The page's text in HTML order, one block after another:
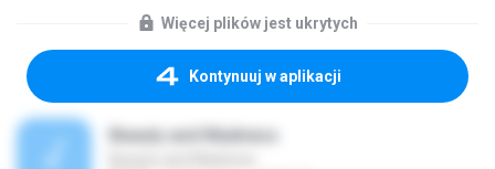
Więcej plików jest ukrytych
Kontynuuj w aplikacji
Beauty and Madness